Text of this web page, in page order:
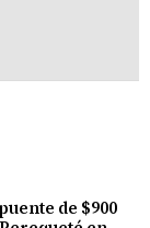
de $900